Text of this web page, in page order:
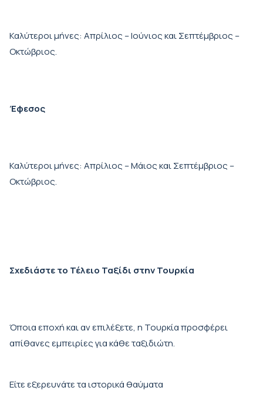
Καλύτεροι μήνες: Απρίλιος – Ιούνιος και Σεπτέμβριος –
Οκτώβριος.
Έφεσος
Καλύτεροι μήνες: Απρίλιος – Μάιος και Σεπτέμβριος –
Οκτώβριος.
Σχεδιάστε το Τέλειο Ταξίδι στην Τουρκία
Όποια εποχή και αν επιλέξετε, η Τουρκία προσφέρει
απίθανες εμπειρίες για κάθε ταξιδιώτη.
Είτε εξερευνάτε τα ιστορικά θαύματα